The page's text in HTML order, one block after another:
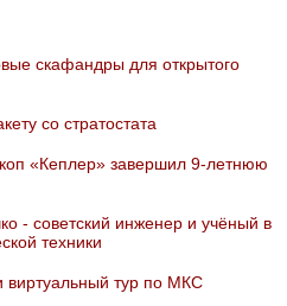
скафандры для открытого
со стратостата
«Кеплер» завершил 9-летнюю
- советский инженер и учёный в
техники
виртуальный тур по МКС